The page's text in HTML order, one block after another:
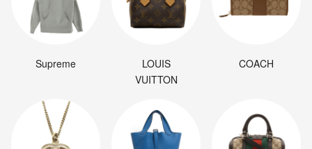
Supreme
LOUIS
VUITTON
COACH